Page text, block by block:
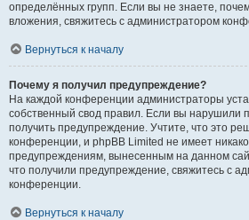
определённых групп. Если вы не знаете,
вложения, свяжитесь с администратором
Вернуться к началу
Почему я получил предупреждение?
На каждой конференции администраторы
собственный свод правил. Если вы нарушили
получить предупреждение. Учтите, что это
конференции, и phpBB Limited не имеет
предупреждениям, вынесенным на данном
что получили предупреждение, свяжитесь с
конференции.
Вернуться к началу